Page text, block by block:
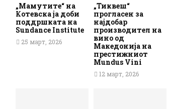
„Мамутите“ на
Котевска ја доби
поддршката на
Sundance Institute
25 март, 2026
„Тиквеш“
прогласен за
најдобар
производител на
вино од
Македонија на
престижниот
Mundus Vini
12 март, 2026